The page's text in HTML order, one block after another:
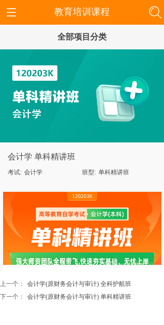
全部项目分类
会计学 单科精讲班
考试: 会计学 班型: 单科精讲班
上一个：
会计学(原财务会计与审计) 全科护航班
下一个：
会计学(原财务会计与审计) 单科精讲班
教育培训课程